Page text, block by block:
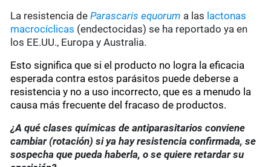
La resistencia deParascaris equorum a las lactonas
macrocíclicas (endectocidas) se ha reportado ya en
los EE.UU., Europa y Australia.
Esto significa que si el producto no logra la eficacia
esperada contra estos parásitos puede deberse a
resistencia y no a uso incorrecto, que es a menudo la
causa más frecuente del fracaso de productos.
¿A qué clases químicas de antiparasitarios conviene
cambiar (rotación) si ya hay resistencia confirmada, se
sospecha que pueda haberla, o se quiere retardar su